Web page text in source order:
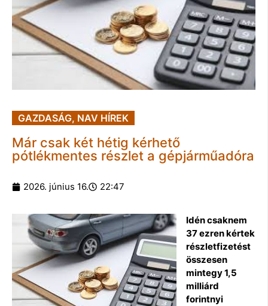
GAZDASÁG, NAV HÍREK
Már csak két hétig kérhető
pótlékmentes részlet a gépjárműadóra
2026. június 16. 22:47
Idén csaknem
37 ezren kértek
részletfizetést
összesen
mintegy 1,5
milliárd
forintnyi